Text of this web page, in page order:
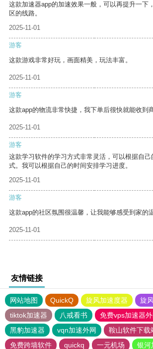
这款加速器app的加速效果一般，可以再提升一下
区的线路。
2025-11-01
游客
这款游戏非常好玩，画面精美，玩法丰富。
2025-11-01
游客
这款app的物流非常快捷，我下单后很快就能收到商
2025-11-01
游客
这款学习软件的学习方式非常灵活，可以根据自
式。我可以根据自己的时间安排学习进度。
2025-11-01
游客
这款app的社区氛围很温馨，让我能够感受到家的温
2025-11-01
友情链接
网站地图 QuickQ 旋风加速度器 旋
tiktok加速器
八戒看书
免费vps加速器
黑豹加速器
vqn加速外网
鞍山软件下载
免费跨墙软件
quickq 一元机场 银河